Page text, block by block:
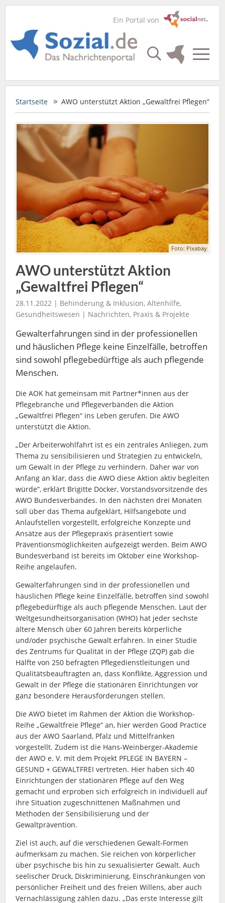
Ein Portal von
Startseite AWO unterstützt Aktion „Gewaltfrei Pflegen“
Foto: Pixabay
AWO unterstützt Aktion
„Gewaltfrei Pflegen“
28.11.2022 | Behinderung & Inklusion, Altenhilfe,
Gesundheitswesen | Nachrichten, Praxis & Projekte
Gewalterfahrungen sind in der professionellen
und häuslichen Pflege keine Einzelfälle, betroffen
sind sowohl pflegebedürftige als auch pflegende
Menschen.
Die AOK hat gemeinsam mit Partner*innen aus der
Pflegebranche und Pflegeverbänden die Aktion
„Gewaltfrei Pflegen“ ins Leben gerufen. Die AWO
unterstützt die Aktion.
„Der Arbeiterwohlfahrt ist es ein zentrales Anliegen, zum
Thema zu sensibilisieren und Strategien zu entwickeln,
um Gewalt in der Pflege zu verhindern. Daher war von
Anfang an klar, dass die AWO diese Aktion aktiv begleiten
würde“, erklärt Brigitte Döcker, Vorstandsvorsitzende des
AWO Bundesverbandes. In den nächsten drei Monaten
soll über das Thema aufgeklärt, Hilfsangebote und
Anlaufstellen vorgestellt, erfolgreiche Konzepte und
Ansätze aus der Pflegepraxis präsentiert sowie
Präventionsmöglichkeiten aufgezeigt werden. Beim AWO
Bundesverband ist bereits im Oktober eine Workshop-
Reihe angelaufen.
Gewalterfahrungen sind in der professionellen und
häuslichen Pflege keine Einzelfälle, betroffen sind sowohl
pflegebedürftige als auch pflegende Menschen. Laut der
Weltgesundheitsorganisation (WHO) hat jeder sechste
ältere Mensch über 60 Jahren bereits körperliche
und/oder psychische Gewalt erfahren. In einer Studie
des Zentrums für Qualität in der Pflege (ZQP) gab die
Hälfte von 250 befragten Pflegedienstleitungen und
Qualitätsbeauftragten an, dass Konflikte, Aggression und
Gewalt in der Pflege die stationären Einrichtungen vor
ganz besondere Herausforderungen stellen.
Die AWO bietet im Rahmen der Aktion die Workshop-
Reihe „Gewaltfreie Pflege“ an, hier werden Good Practice
aus der AWO Saarland, Pfalz und Mittelfranken
vorgestellt. Zudem ist die Hans-Weinberger-Akademie
der AWO e. V. mit dem Projekt PFLEGE IN BAYERN –
GESUND + GEWALTFREI vertreten. Hier haben sich 40
Einrichtungen der stationären Pflege auf den Weg
gemacht und erproben sich erfolgreich in individuell auf
ihre Situation zugeschnittenen Maßnahmen und
Methoden der Sensibilisierung und der
Gewaltprävention.
Ziel ist auch, auf die verschiedenen Gewalt-Formen
aufmerksam zu machen. Sie reichen von körperlicher
über psychische bis hin zu sexualisierter Gewalt. Auch
seelischer Druck, Diskriminierung, Einschränkungen von
persönlicher Freiheit und des freien Willens, aber auch
Vernachlässigung zählen dazu. „Das erste Interesse gilt